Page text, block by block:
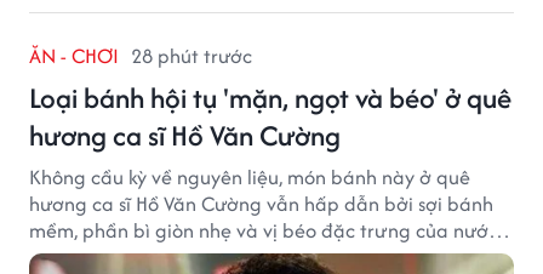
ĂN - CHƠI 28 phút trước
Loại bánh hội tụ 'mặn, ngọt và béo' ở quê
hương ca sĩ Hồ Văn Cường
Không cầu kỳ về nguyên liệu, món bánh này ở quê
hương ca sĩ Hồ Văn Cường vẫn hấp dẫn bởi sợi bánh
mềm, phần bì giòn nhẹ và vị béo đặc trưng của nước
cốt dừa.